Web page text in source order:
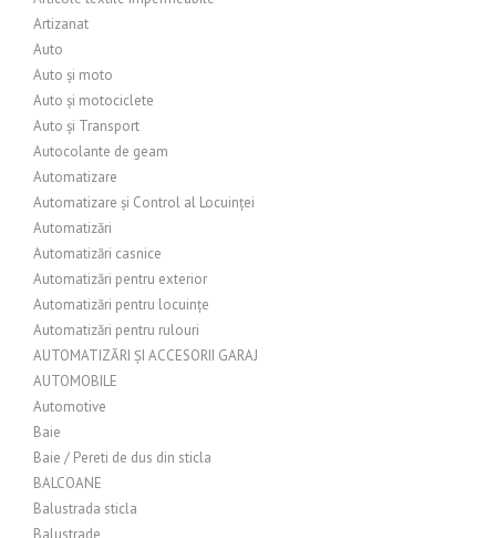
Artizanat
Auto
Auto și moto
Auto și motociclete
Auto și Transport
Autocolante de geam
Automatizare
Automatizare și Control al Locuinței
Automatizări
Automatizări casnice
Automatizări pentru exterior
Automatizări pentru locuințe
Automatizări pentru rulouri
AUTOMATIZĂRI ȘI ACCESORII GARAJ
AUTOMOBILE
Automotive
Baie
Baie / Pereti de dus din sticla
BALCOANE
Balustrada sticla
Balustrade